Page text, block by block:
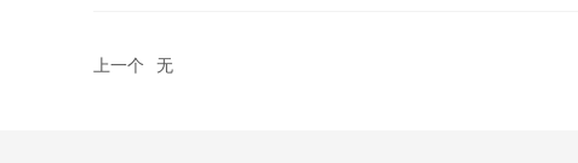
上一个 无